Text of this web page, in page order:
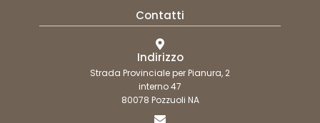
Contatti
Indirizzo
Strada Provinciale per Pianura, 2
interno 47
80078 Pozzuoli NA